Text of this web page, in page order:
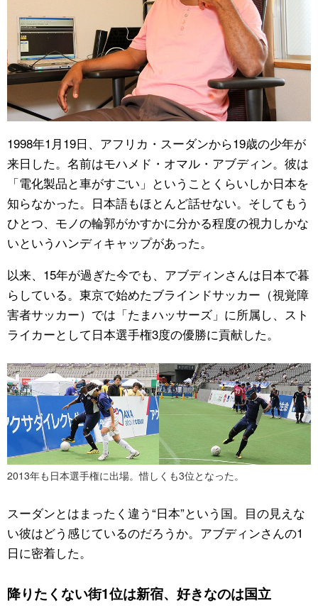
1998年1月19日、アフリカ・スーダンから19歳の少年が
来日した。名前はモハメド・オマル・アブディン。彼は
「電化製品と車がすごい」ということくらいしか日本を
知らなかった。日本語もほとんど話せない。そしてもう
ひとつ、モノの輪郭がかすかに分かる程度の視力しかな
いというハンディキャップがあった。
以来、15年が過ぎた今でも、アブディンさんは日本で暮
らしている。東京で始めたブラインドサッカー（視覚障
害者サッカー）では「たまハッサーズ」に所属し、スト
ライカーとして日本選手権3度の優勝に貢献した。
2013年も日本選手権に出場。惜しくも3位となった。
スーダンとはまったく違う“日本”という国。目の見えな
い彼はどう感じているのだろうか。アブディンさんの1
日に密着した。
降りたくない街1位は新宿、好きなのは国立